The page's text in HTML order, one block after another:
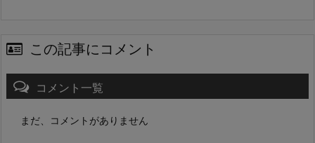
この記事にコメント
コメント一覧
まだ、コメントがありません